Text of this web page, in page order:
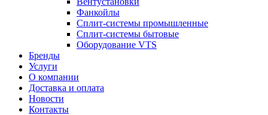
Фанкойлы
Сплит-системы промышленные
Сплит-системы бытовые
Оборудование VTS
Бренды
Услуги
О компании
Доставка и оплата
Новости
Контакты